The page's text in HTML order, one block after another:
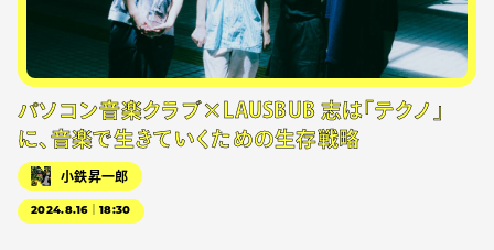
パソコン音楽クラブ×LAUSBUB 志は「テクノ」
に、音楽で生きていくための生存戦略
小鉄昇一郎
2024.8.16｜18:30